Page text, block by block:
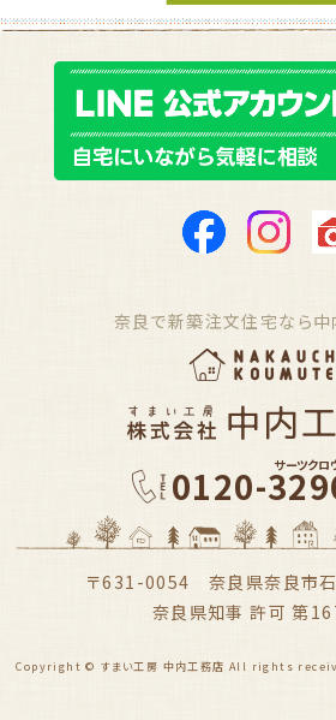
奈良で新築注文住宅なら
0120- サーツクロ
〒631-0054 奈良県奈良市
奈良県知事 許可 第
Copyright © すまい工房 中内工務店 All rights